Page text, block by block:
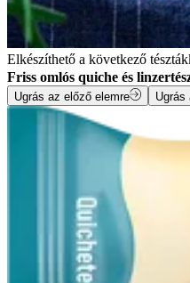
Elkészíthető a következő
Friss omlós quiche és
Ugrás az előző elemre Ugrás